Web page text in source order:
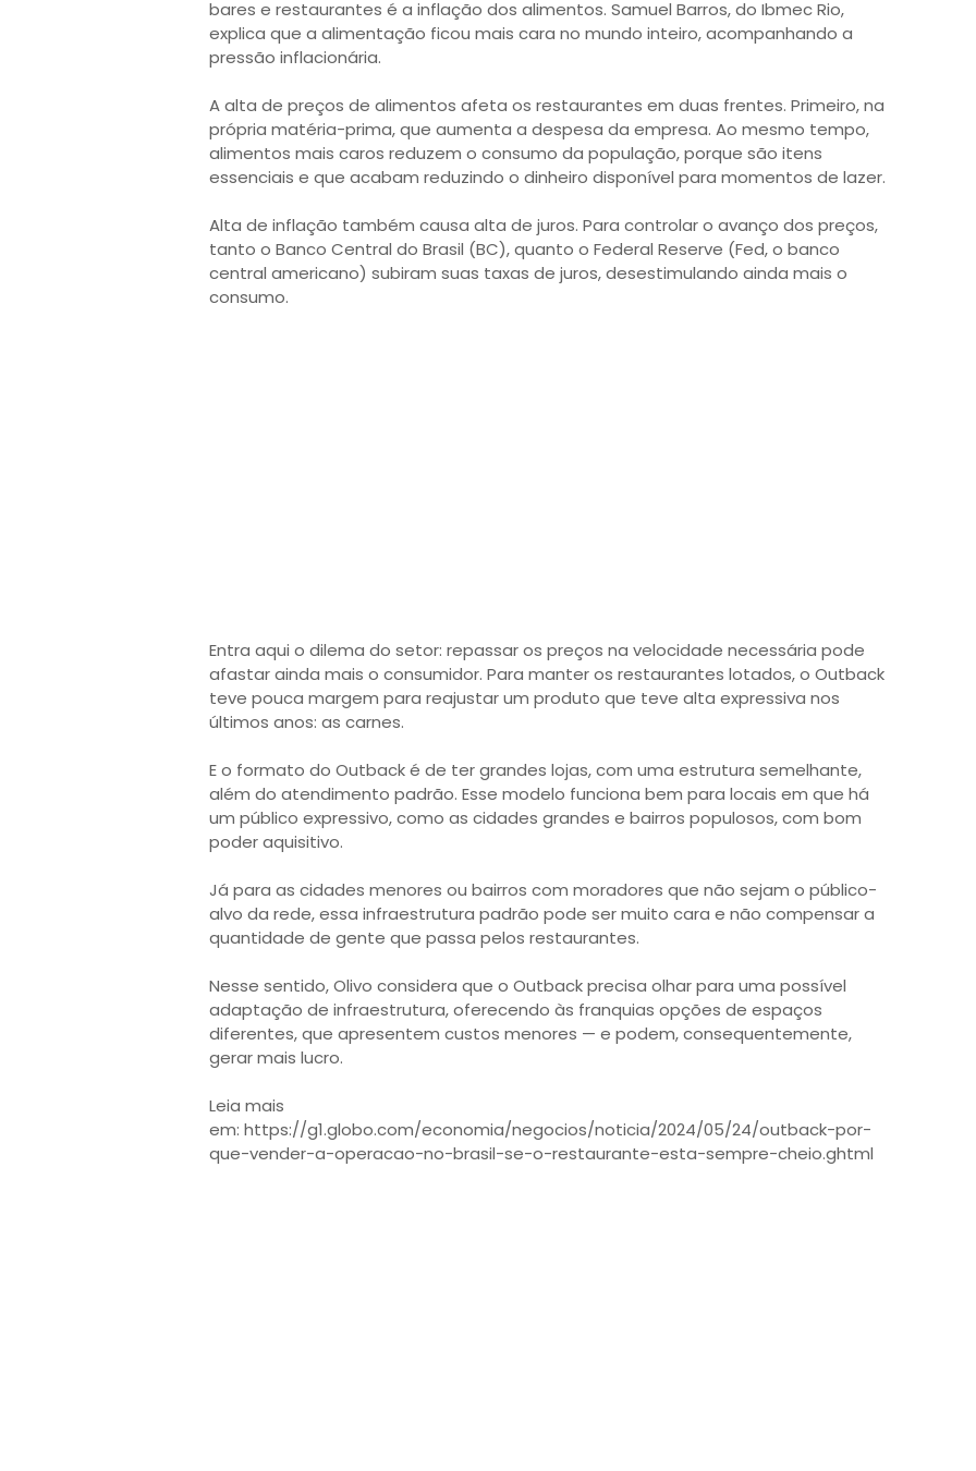
bares e restaurantes é a inflação dos alimentos. Samuel Barros, do Ibmec Rio,
explica que a alimentação ficou mais cara no mundo inteiro, acompanhando a
pressão inflacionária.
A alta de preços de alimentos afeta os restaurantes em duas frentes. Primeiro, na
própria matéria-prima, que aumenta a despesa da empresa. Ao mesmo tempo,
alimentos mais caros reduzem o consumo da população, porque são itens
essenciais e que acabam reduzindo o dinheiro disponível para momentos de lazer.
Alta de inflação também causa alta de juros. Para controlar o avanço dos preços,
tanto o Banco Central do Brasil (BC), quanto o Federal Reserve (Fed, o banco
central americano) subiram suas taxas de juros, desestimulando ainda mais o
consumo.
Entra aqui o dilema do setor: repassar os preços na velocidade necessária pode
afastar ainda mais o consumidor. Para manter os restaurantes lotados, o Outback
teve pouca margem para reajustar um produto que teve alta expressiva nos
últimos anos: as carnes.
E o formato do Outback é de ter grandes lojas, com uma estrutura semelhante,
além do atendimento padrão. Esse modelo funciona bem para locais em que há
um público expressivo, como as cidades grandes e bairros populosos, com bom
poder aquisitivo.
Já para as cidades menores ou bairros com moradores que não sejam o público-
alvo da rede, essa infraestrutura padrão pode ser muito cara e não compensar a
quantidade de gente que passa pelos restaurantes.
Nesse sentido, Olivo considera que o Outback precisa olhar para uma possível
adaptação de infraestrutura, oferecendo às franquias opções de espaços
diferentes, que apresentem custos menores — e podem, consequentemente,
gerar mais lucro.
Leia mais
em: https://g1.globo.com/economia/negocios/noticia/2024/05/24/outback-por-
que-vender-a-operacao-no-brasil-se-o-restaurante-esta-sempre-cheio.ghtml